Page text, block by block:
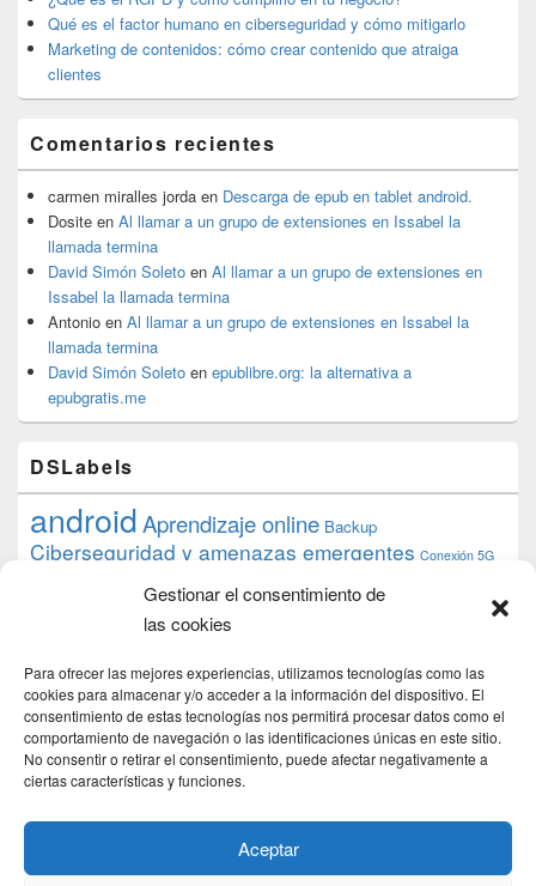
Gestionar el consentimiento de
las cookies
Para ofrecer las mejores experiencias, utilizamos tecnologías como las
cookies para almacenar y/o acceder a la información del dispositivo. El
consentimiento de estas tecnologías nos permitirá procesar datos como el
comportamiento de navegación o las identificaciones únicas en este sitio.
No consentir o retirar el consentimiento, puede afectar negativamente a
ciertas características y funciones.
Aceptar
Qué es el factor humano en ciberseguridad y cómo mitigarlo
Marketing de contenidos: cómo crear contenido que atraiga
clientes
Comentarios recientes
carmen miralles jorda en Descarga de epub en tablet android.
Dosite en Al llamar a un grupo de extensiones en Issabel la
llamada termina
David Simón Soleto en Al llamar a un grupo de extensiones en
Issabel la llamada termina
Antonio en Al llamar a un grupo de extensiones en Issabel la
llamada termina
David Simón Soleto en epublibre.org: la alternativa a
epubgratis.me
DSLabels
androidAprendizaje online Backup
Ciberseguridad y amenazas emergentes Conexión 5G
datos debian desarrollo web
Formación Google
iphone
proyecto PS4 python Raspberryraspberrypi
raspbian review Servidor Web Sostenibilidad
tecnológicaTecnología torrent
transmissiontutorial ubuntu server Windows